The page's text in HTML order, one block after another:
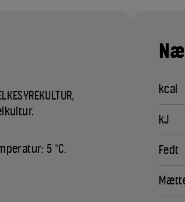
5 °C.
kcal
kJ
Fedt